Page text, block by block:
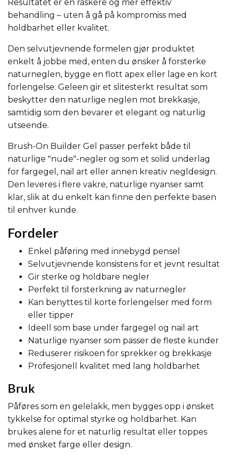
Resultatet er en raskere og mer effektiv
behandling – uten å gå på kompromiss med
holdbarhet eller kvalitet.
Den selvutjevnende formelen gjør produktet
enkelt å jobbe med, enten du ønsker å forsterke
naturneglen, bygge en flott apex eller lage en kort
forlengelse. Geleen gir et slitesterkt resultat som
beskytter den naturlige neglen mot brekkasje,
samtidig som den bevarer et elegant og naturlig
utseende.
Brush-On Builder Gel passer perfekt både til
naturlige "nude"-negler og som et solid underlag
for fargegel, nail art eller annen kreativ negldesign.
Den leveres i flere vakre, naturlige nyanser samt
klar, slik at du enkelt kan finne den perfekte basen
til enhver kunde.
Fordeler
Enkel påføring med innebygd pensel
Selvutjevnende konsistens for et jevnt resultat
Gir sterke og holdbare negler
Perfekt til forsterkning av naturnegler
Kan benyttes til korte forlengelser med form
eller tipper
Ideell som base under fargegel og nail art
Naturlige nyanser som passer de fleste kunder
Reduserer risikoen for sprekker og brekkasje
Profesjonell kvalitet med lang holdbarhet
Bruk
Påføres som en gelelakk, men bygges opp i ønsket
tykkelse for optimal styrke og holdbarhet. Kan
brukes alene for et naturlig resultat eller toppes
med ønsket farge eller design.